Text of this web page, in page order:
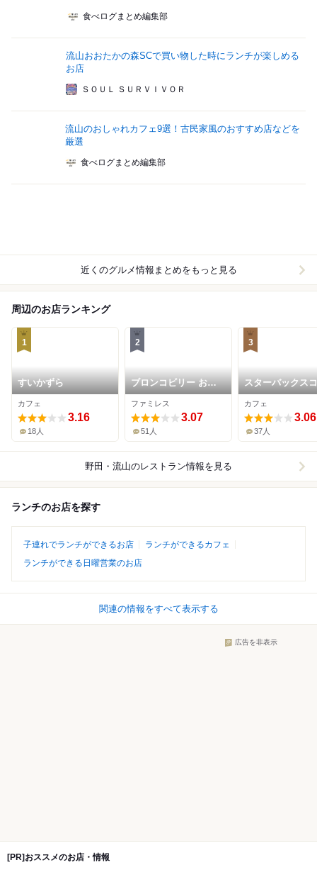
食べログまとめ編集部
流山おおたかの森SCで買い物した時にランチが楽しめる
お店
ＳＯＵＬ ＳＵＲＶＩＶＯＲ
流山のおしゃれカフェ9選！古民家風のおすすめ店などを
厳選
食べログまとめ編集部
近くのグルメ情報まとめをもっと見る
周辺のお店ランキング
1
すいかずら
カフェ
3.16
18人
2
ブロンコビリー おお
たかの森店
ファミレス
3.07
51人
3
スターバックス
ー 流山市野谷店
カフェ
3.06
37人
野田・流山のレストラン情報を見る
ランチのお店を探す
子連れでランチができるお店
ランチができるカフェ
ランチができる日曜営業のお店
関連の情報をすべて表示する
広告を非表示
[PR]おススメのお店・情報